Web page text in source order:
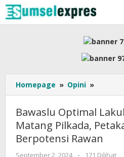
Lewati
ke
konten
Homepage » Opini »
Optimal
Matang
Pilkada,
Bawaslu Optimal
Matang Pilkada,
Berpotensi Rawan
September 2, 2024 oleh
-
171 Dilihat